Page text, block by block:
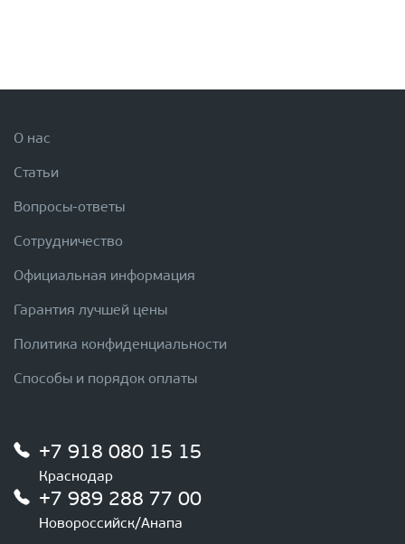
О нас
Статьи
Вопросы-ответы
Сотрудничество
Официальная информация
Гарантия лучшей цены
Политика конфиденциальности
Способы и порядок оплаты
+7 918 080 15 15
Краснодар
+7 989 288 77 00
Новороссийск/Анапа